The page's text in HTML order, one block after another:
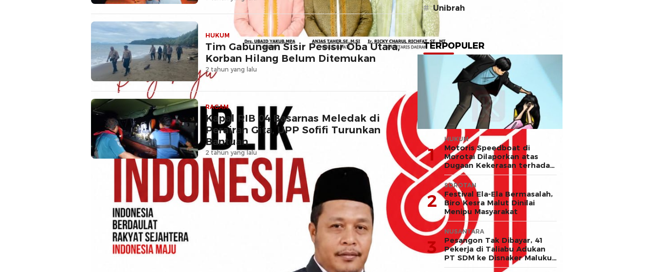
HUKUM
Tim Gabungan Sisir Pesisir Oba Utara,
Korban Hilang Belum Ditemukan
2 tahun yang lalu
RAGAM
Kapal RIB 04 Basarnas Meledak di
Perairan Gita, UPP Sofifi Turunkan
Bantuan
2 tahun yang lalu
Lihat lainnya
# Unibrah
TERPOPULER
1
HUKUM
Motoris Speedboat di
Morotai Dilaporkan atas
Dugaan Kekerasan terhadap
Anak
2
SOROTAN
Festival Ela-Ela Bermasalah,
Biro Kesra Malut Dinilai
Menipu Masyarakat
3
NUSANTARA
Pesangon Tak Dibayar, 41
Pekerja di Taliabu Adukan
PT SDM ke Disnaker Maluku
Utara